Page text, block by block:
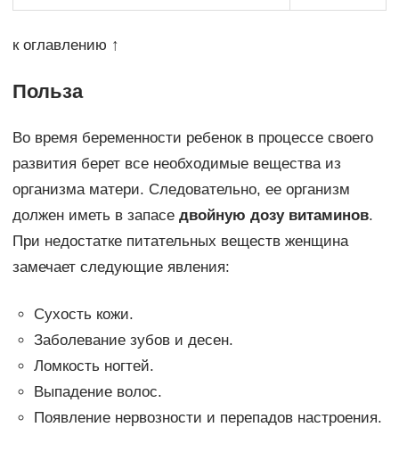
к оглавлению ↑
Польза
Во время беременности ребенок в процессе своего
развития берет все необходимые вещества из
организма матери. Следовательно, ее организм
должен иметь в запасе двойную дозу витаминов.
При недостатке питательных веществ женщина
замечает следующие явления:
Сухость кожи.
Заболевание зубов и десен.
Ломкость ногтей.
Выпадение волос.
Появление нервозности и перепадов настроения.